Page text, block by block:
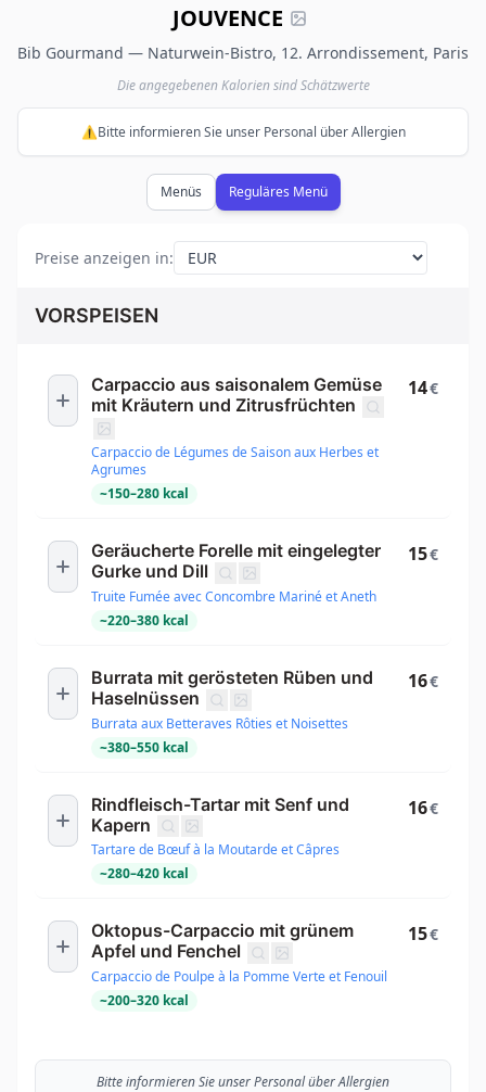
JOUVENCE
Bib Gourmand — Naturwein-Bistro, 12. Arrondissement, Paris
Die angegebenen Kalorien sind Schätzwerte
⚠️Bitte informieren Sie unser Personal über Allergien
Menüs Reguläres Menü
Preise anzeigen in:
VORSPEISEN
Carpaccio aus saisonalem Gemüse
mit Kräutern und Zitrusfrüchten
Carpaccio de Légumes de Saison aux Herbes et
Agrumes
~150–280 kcal
14€
Geräucherte Forelle mit eingelegter
Gurke und Dill
Truite Fumée avec Concombre Mariné et Aneth
~220–380 kcal
15€
Burrata mit gerösteten Rüben und
Haselnüssen
Burrata aux Betteraves Rôties et Noisettes
~380–550 kcal
16€
Rindfleisch-Tartar mit Senf und
Kapern
Tartare de Bœuf à la Moutarde et Câpres
~280–420 kcal
16€
Oktopus-Carpaccio mit grünem
Apfel und Fenchel
Carpaccio de Poulpe à la Pomme Verte et Fenouil
~200–320 kcal
15€
Bitte informieren Sie unser Personal über Allergien